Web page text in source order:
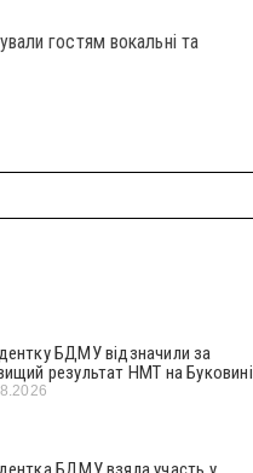
гостям вокальні та
БДМУ відзначили за
результат НМТ на Буковині